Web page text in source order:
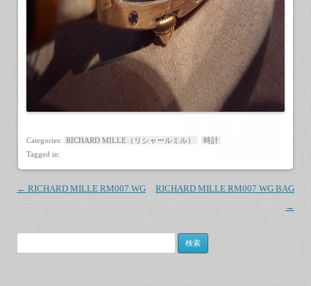
Categories: RICHARD MILLE（リシャールミル）
時計
Tagged in:
Post navigation
← RICHARD MILLE RM007 WG
RICHARD MILLE RM007 WG BAG
→